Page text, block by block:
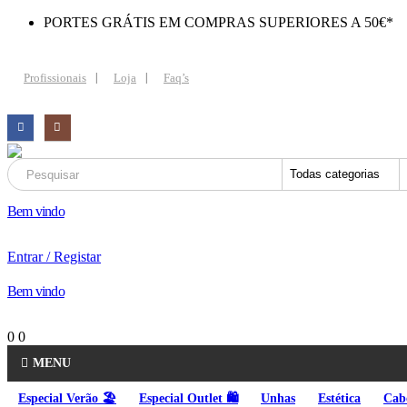
PORTES GRÁTIS EM COMPRAS SUPERIORES A 50€*
Profissionais Loja Faq’s
Bem vindo
Entrar / Registar
Bem vindo
0 0
MENU
Especial Verão 🏖️ Especial Outlet 🛍️ Unhas Estética